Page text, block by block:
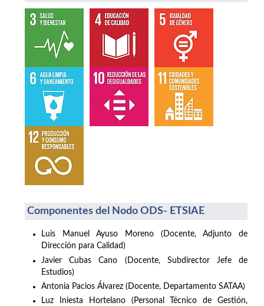
Componentes del Nodo ODS- ETSIAE
Luis Manuel Ayuso Moreno (Docente, Adjunto de
Dirección para Calidad)
Javier Cubas Cano (Docente, Subdirector Jefe de
Estudios)
Antonia Pacios Álvarez (Docente, Departamento SATAA)
Luz Iniesta Hortelano (Personal Técnico de Gestión,